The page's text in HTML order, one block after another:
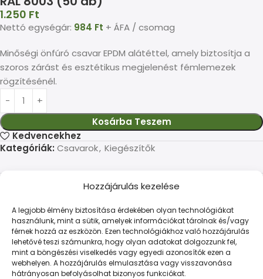
Hozzájárulás kezelése
A legjobb élmény biztosítása érdekében olyan technológiákat
használunk, mint a sütik, amelyek információkat tárolnak és/vagy
férnek hozzá az eszközön. Ezen technológiákhoz való hozzájárulás
lehetővé teszi számunkra, hogy olyan adatokat dolgozzunk fel,
mint a böngészési viselkedés vagy egyedi azonosítók ezen a
webhelyen. A hozzájárulás elmulasztása vagy visszavonása
hátrányosan befolyásolhat bizonyos funkciókat.
1.250 Ft
Nettó egységár: 984 Ft + ÁFA / csomag
Minőségi önfúró csavar EPDM alátéttel, amely biztosítja a
szoros zárást és esztétikus megjelenést fémlemezek
rögzítésénél.
Kosárba Teszem
Kedvencekhez
Kategóriák: Csavarok, Kiegészítők
TOVÁBBI INFORMÁCIÓKFIZETÉS ÉS SZÁLLÍTÁS
Kiváló tapadású önfúró csavar fémlemezekhez. UV-álló,
tartós megoldás minden szerelési feladatra.